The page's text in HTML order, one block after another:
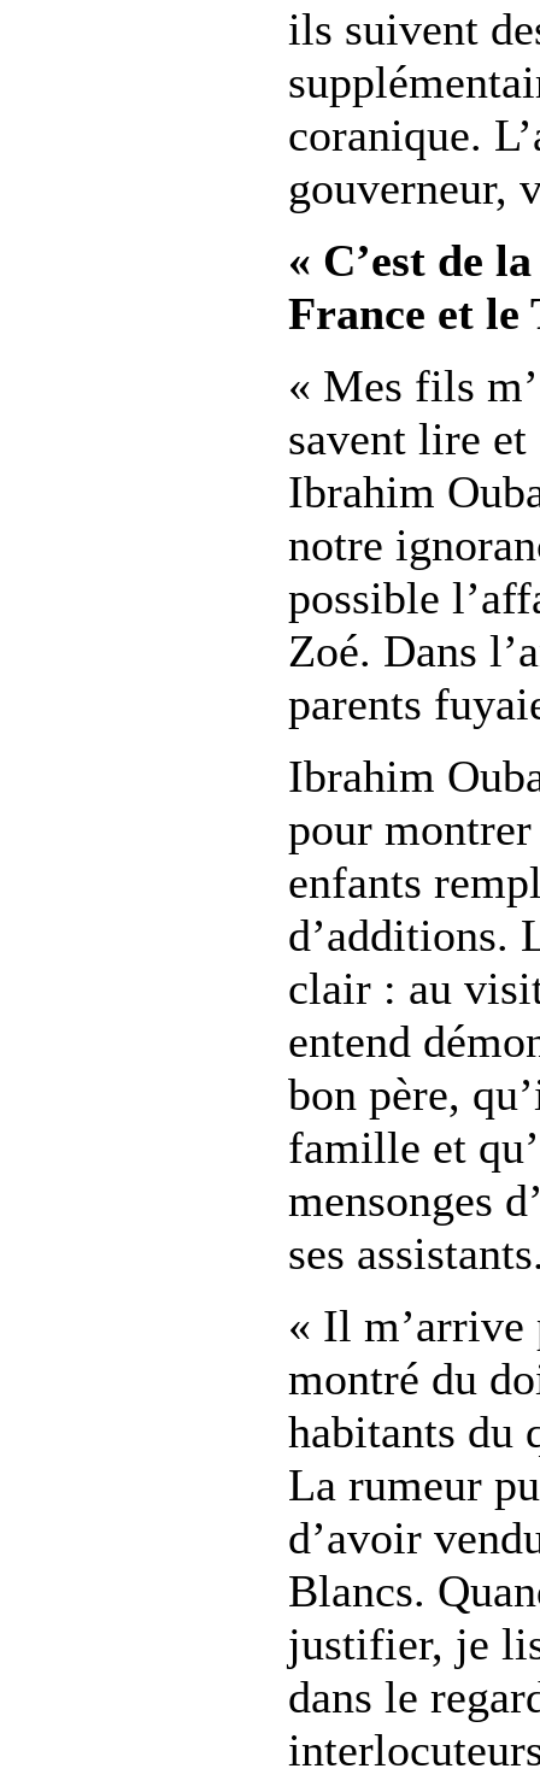
ils suivent
coranique.
gouverneur,
« C’est de
France et le
« Mes fils
savent lire
Ibrahim
notre
possible
Zoé. Dans
parents
Ibrahim
pour montrer
enfants
d’additions.
clair : au
entend
bon père,
famille et
mensonges
ses
« Il m’arrive
montré du
habitants du
La rumeur
d’avoir
Blancs.
justifier, je
dans le